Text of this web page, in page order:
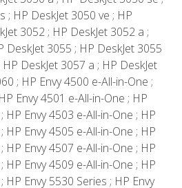
; HP DeskJet 3050 ve ; HP
3052 ; HP DeskJet 3052 a ;
DeskJet 3055 ; HP DeskJet 3055
DeskJet 3057 a ; HP DeskJet
; HP Envy 4500 e-All-in-One ;
Envy 4501 e-All-in-One ; HP
HP Envy 4503 e-All-in-One ; HP
HP Envy 4505 e-All-in-One ; HP
HP Envy 4507 e-All-in-One ; HP
HP Envy 4509 e-All-in-One ; HP
HP Envy 5530 Series ; HP Envy